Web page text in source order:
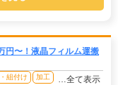
円〜！液晶フィルム運搬
組付け 加工 …全て表示